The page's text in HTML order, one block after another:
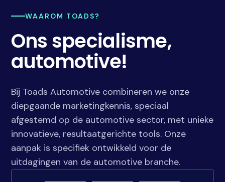
WAAROM TOADS?
Ons specialisme,
automotive!
Bij Toads Automotive combineren we onze
diepgaande marketingkennis, speciaal
afgestemd op de automotive sector, met unieke
innovatieve, resultaatgerichte tools. Onze
aanpak is specifiek ontwikkeld voor de
uitdagingen van de automotive branche.